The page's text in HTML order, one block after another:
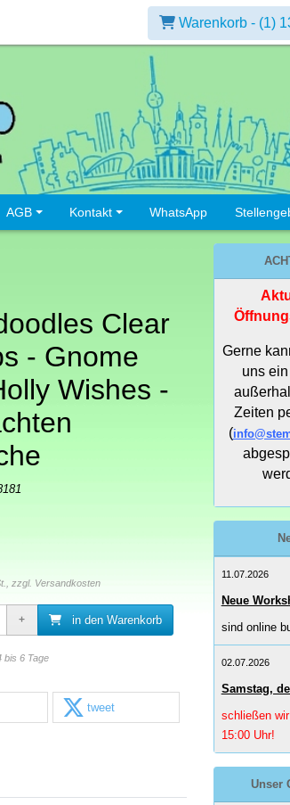
Warenkorb - (1)
AGB Kontakt WhatsApp
Clear
- Gnome
Wishes -
zzgl. Versandkosten
in den Warenkorb
bis 6 Tage
tweet
Gerne
uns
Zeiten
(
11.07.2026
Neue
sind online
02.07.2026
Samstag,
schließen
15:00 Uhr!
Unser